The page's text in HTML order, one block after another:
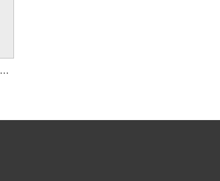
如何制作电商app,电商app平台开发价格